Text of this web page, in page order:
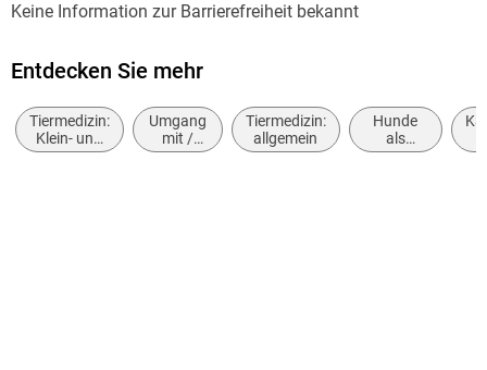
Autor/Autorin
dtv Verlagsgesellschaft
Produktart
Keine Information zur Barrierefreiheit bekannt
Entdecken Sie mehr
Tiermedizin:
Klein- und
Haustiere
Umgang
mit /
Ratgeber
Tiermedizin:
allgemein
Hunde
als
Haustiere